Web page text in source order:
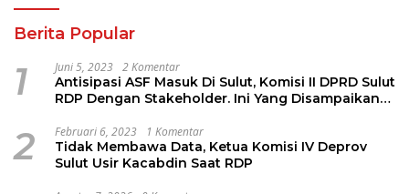
Berita Popular
1 Juni 5, 2023 2 Komentar
Antisipasi ASF Masuk Di Sulut, Komisi II DPRD Sulut
RDP Dengan Stakeholder. Ini Yang Disampaikan
2 Februari 6, 2023 1 Komentar
Tidak Membawa Data, Ketua Komisi IV Deprov
Sulut Usir Kacabdin Saat RDP